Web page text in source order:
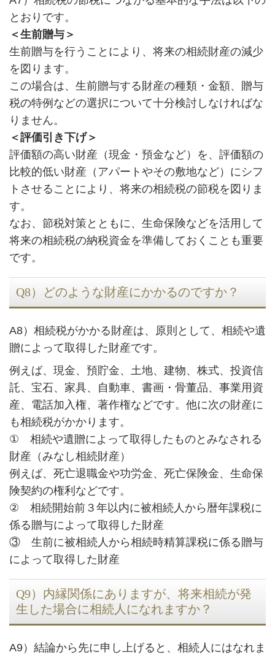
とおりです。
＜生前贈与＞
生前贈与を行うことにより、将来の相続財産の減少
を図ります。
この場合は、生前贈与する財産の種類・金額、贈与
税の特例などの選択について十分検討しなければな
りません。
＜評価引き下げ＞
評価額の高い財産（現金・預金など）を、評価額の
比較的低い財産（アパートやその敷地など）にシフ
トさせることにより、将来の相続税の節税を図りま
す。
なお、節税対策とともに、生命保険などを活用して
将来の相続税の納税資金を準備しておくことも重要
です。
Q8）どのような財産にかかるのですか？
A8）相続税がかかる財産は、原則として、相続や遺
贈によって取得した財産です。
例えば、現金、預貯金、土地、建物、株式、投資信
託、宝石、家具、自動車、書画・骨董品、事業用資
産、電話加入権、著作権などです。他に次の財産に
も相続税がかかります。
① 相続や遺贈によって取得したものとみなされる
財産（みなし相続財産）
例えば、死亡退職金や功労金、死亡保険金、生命保
険契約の権利などです。
② 相続開始前３年以内に被相続人から暦年課税に
係る贈与によって取得した財産
③ 生前に被相続人から相続時精算課税に係る贈与
によって取得した財産
Q9）内縁関係にありますが、将来相続が発
生した場合に相続人になれますか？
A9）結論から先に申し上げると、相続人にはなれま